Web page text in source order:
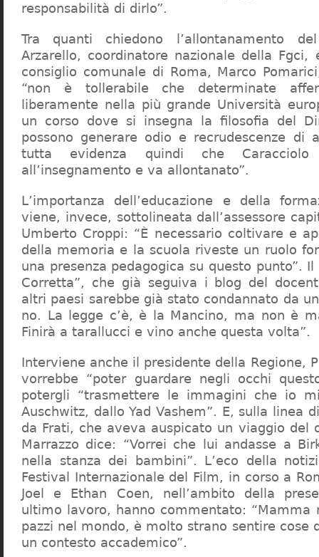
responsabilità di dirlo”.
Tra quanti chiedono l’allontanamento
Arzarello, coordinatore nazionale della
consiglio comunale di Roma, Marco
“non è tollerabile che determinate
liberamente nella più grande Università
un corso dove si insegna la filosofia del
possono generare odio e recrudescenze di
tutta evidenza quindi che
all’insegnamento e va allontanato”.
L’importanza dell’educazione e della
viene, invece, sottolineata dall’assessore
Umberto Croppi: “È necessario coltivare e
della memoria e la scuola riveste un ruolo
una presenza pedagogica su questo punto”.
Corretta”, che già seguiva i blog del
altri paesi sarebbe già stato condannato da
no. La legge c’è, è la Mancino, ma non è
Finirà a tarallucci e vino anche questa volta”.
Interviene anche il presidente della Regione,
vorrebbe “poter guardare negli occhi
potergli “trasmettere le immagini che io
Auschwitz, dallo Yad Vashem”. E, sulla linea
da Frati, che aveva auspicato un viaggio del
Marrazzo dice: “Vorrei che lui andasse a
nella stanza dei bambini”. L’eco della
Festival Internazionale del Film, in corso a
Joel e Ethan Coen, nell’ambito della
ultimo lavoro, hanno commentato: “Mamma
pazzi nel mondo, è molto strano sentire cose
un contesto accademico”.